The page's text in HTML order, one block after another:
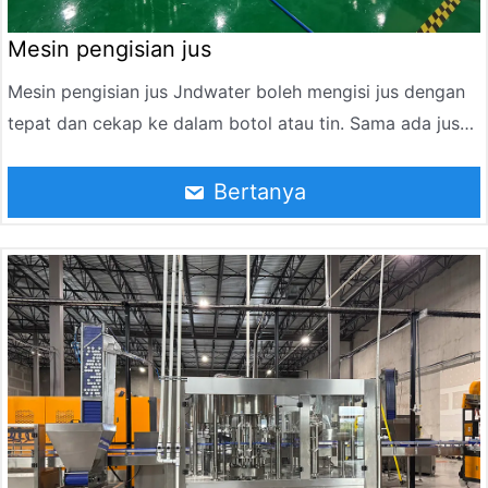
Mesin pengisian jus
Mesin pengisian jus Jndwater boleh mengisi jus dengan
tepat dan cekap ke dalam botol atau tin. Sama ada jus
berkualiti tinggi untuk memenuhi permintaan pasaran
untuk produk jus.
Bertanya